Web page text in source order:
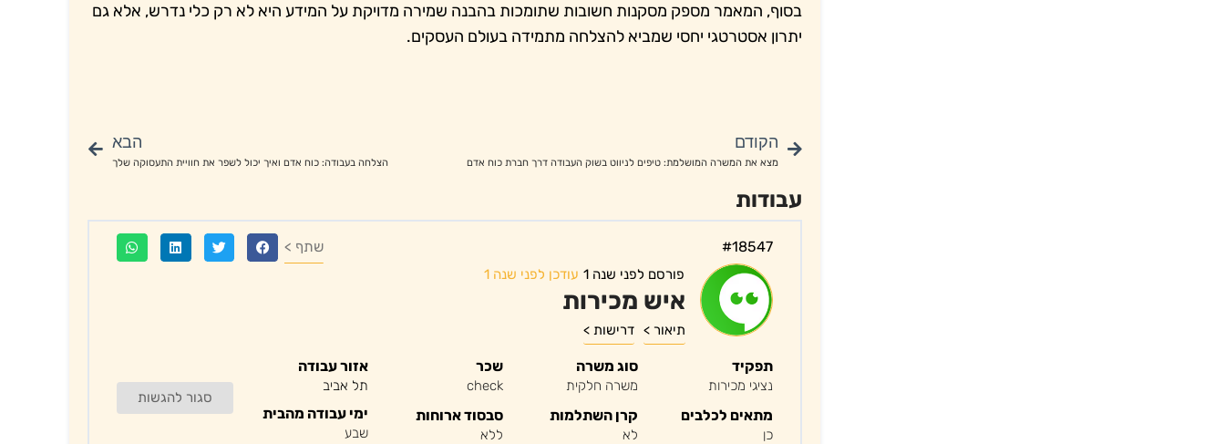
בסוף, המאמר מספק מסקנות חשובות שתומכות בהבנה שמירה מדויקת על המידע היא לא רק כלי נדרש, אלא גם
יתרון אסטרטגי יחסי שמביא להצלחה מתמידה בעולם העסקים.
הקודם
מצא את המשרה המושלמת: טיפים לניווט בשוק העבודה דרך חברת כוח אדם
הבא
הצלחה בעבודה: כוח אדם ואיך יכול לשפר את חוויית התעסוקה שלך
עבודות
#18547 שתף >
פורסם לפני שנה 1 עודכן לפני שנה 1
איש מכירות
תיאור > דרישות >
תפקיד
נציגי מכירות
מתאים לכלבים
כן
סוג משרה
משרה חלקית
קרן השתלמות
לא
שכר
check
סבסוד ארוחות
ללא
אזור עבודה
תל אביב
ימי עבודה מהבית
שבע
סגור להגשות